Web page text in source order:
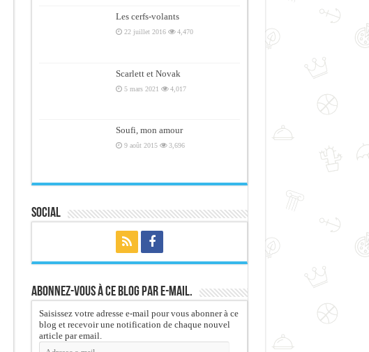
Les cerfs-volants
22 juillet 2016 4,470
Scarlett et Novak
5 mars 2021 4,017
Soufi, mon amour
9 août 2015 3,696
Social
Abonnez-vous à ce blog par e-mail.
Saisissez votre adresse e-mail pour vous abonner à ce
blog et recevoir une notification de chaque nouvel
article par email.
Adresse